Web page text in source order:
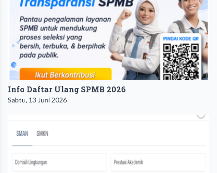
Info Daftar Ulang SPMB 2026
Sabtu, 13 Juni 2026